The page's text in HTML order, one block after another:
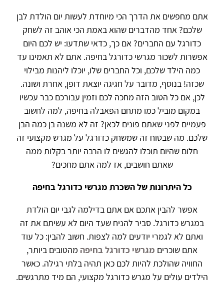
אתם מחפשים את הדרך הכי מיוחדת לעשות יום הולדת לבן
שלכם? אחד מהדברים שהוא באמת הכי אוהב זה לשחק
כדורגל עם החברים? אם כך, כדאי שתדעו: יש לכם היום
אפשרות לשכור מגרשי כדורגל בחיפה. אתם לא תאמינו עד
כמה הילד שלכם, וכל החברים שלו, יוכלו ליהנות מבילוי
שכזה! בנוסף, מדובר על חגיגה יוצאת דופן, אחרת ושונה.
לכן, אם כל הטוב הזה מחכה לכם וזמין עבורכם כבר עכשיו
במקום מוביל כמו מתחם הפאבלה בחיפה, למה לחשוב
פעמיים לפני שאתם פונים לכאן? זה לא משנה בן כמה הבן
שלכם. מה שבטוח זה שמשחק כדורגל על מגרש מקצועי זה
חלום שהיום תוכלו להגשים לו הרבה יותר בקלות ממה
שאתם חושבים, אז למה אתם מחכים?
כל היתרונות של השכרת מגרשי כדורגל בחיפה
אפשר להבין אתכם אם אתם בדילמה לגבי יום הולדת
במגרש כדורגל. סביר להניח שעד היום לא עשיתם את זה
ואתם לא לגמרי יודעים למה לצפות. חשוב להבין: כל עוד
אתם שוכרים מגרשי כדורגל בחיפה מהטובים ביותר,
החוויה שהולכת להיות לכם כאן תהיה בלתי רגילה. כאשר
הילדים עולים על מגרש כדורגל מקצועי, הם מיד מתרגשים.